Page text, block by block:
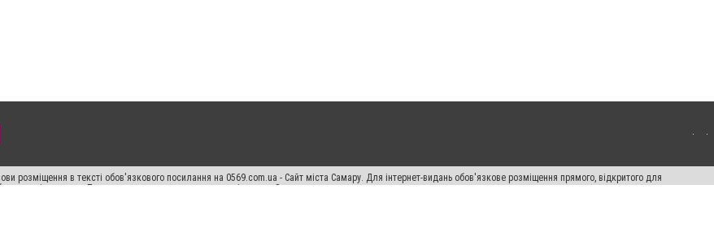
розміщення в тексті обов'язкового посилання на 0569.com.ua - Сайт міста Самару. Для інтернет-видань обов'язкове розміщення прямого, відкритого для
в якості джерела. Порушення виняткових прав переслідується Законом.